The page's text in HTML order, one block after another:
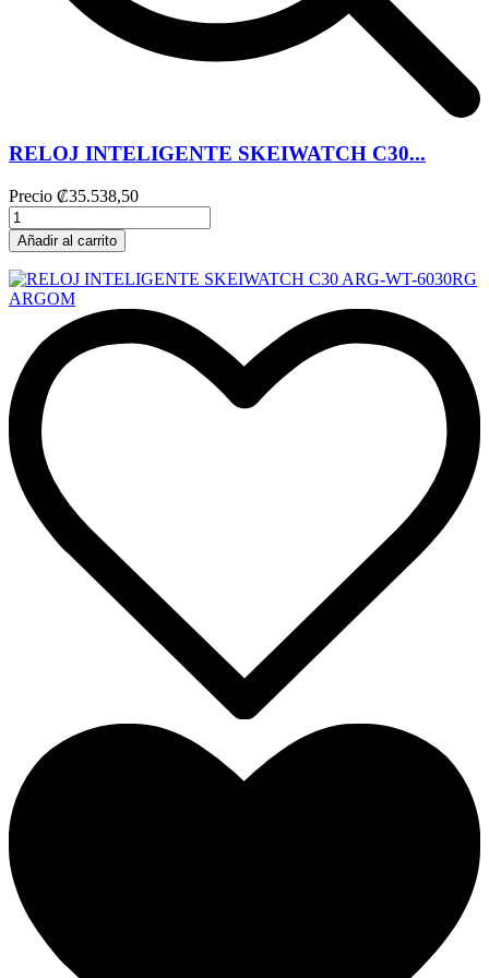
RELOJ INTELIGENTE SKEIWATCH C30...
Precio ₡35.538,50
Añadir al carrito